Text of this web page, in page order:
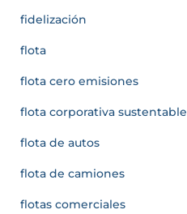
fidelización
flota
flota cero emisiones
flota corporativa sustentable
flota de autos
flota de camiones
flotas comerciales